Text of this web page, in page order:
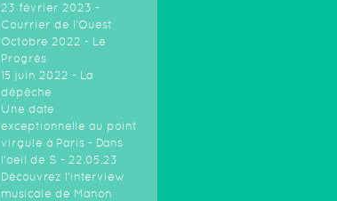
23 février 2023 -
Courrier de l'Ouest
Octobre 2022 - Le
Progrès
15 juin 2022 - La
dépêche
Une date
exceptionnelle au point
virgule à Paris - Dans
l'oeil de S - 22.05.23
Découvrez l'interview
musicale de Manon